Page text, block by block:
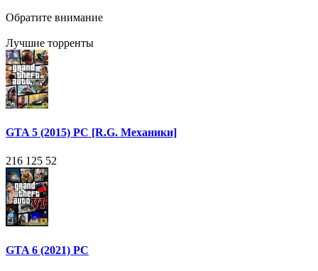
Обратите внимание
Лучшие торренты
GTA 5 (2015) PC [R.G. Механики]
216 125 52
GTA 6 (2021) PC